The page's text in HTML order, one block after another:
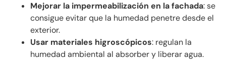
Mejorar la impermeabilización en la fachada: se
consigue evitar que la humedad penetre desde el
exterior.
Usar materiales higroscópicos: regulan la
humedad ambiental al absorber y liberar agua.